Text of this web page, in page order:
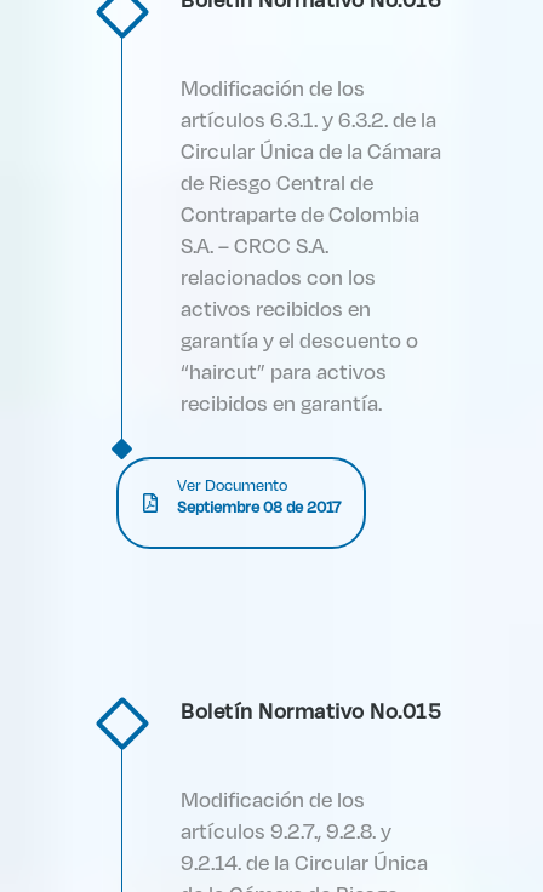
Modificación de los
artículos 6.3.1. y 6.3.2. de la
Circular Única de la Cámara
de Riesgo Central de
Contraparte de Colombia
S.A. – CRCC S.A.
relacionados con los
activos recibidos en
garantía y el descuento o
“haircut” para activos
recibidos en garantía.
Ver Documento
Septiembre 08 de 2017
Boletín Normativo No.015
Modificación de los
artículos 9.2.7., 9.2.8. y
9.2.14. de la Circular Única